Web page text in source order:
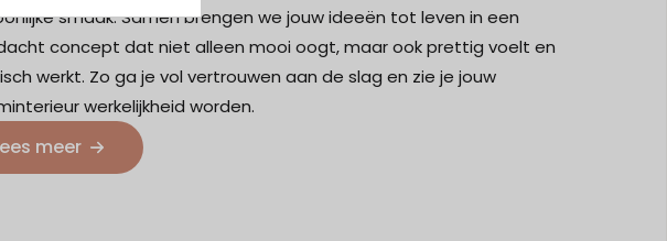
smaak. Samen brengen we jouw ideeën tot leven in een
concept dat niet alleen mooi oogt, maar ook prettig voelt en
werkt. Zo ga je vol vertrouwen aan de slag en zie je jouw
werkelijkheid worden.
meer